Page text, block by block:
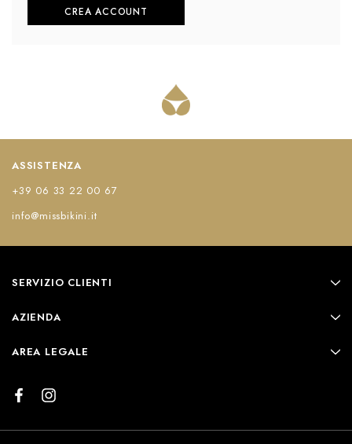
CREA ACCOUNT
ASSISTENZA
+39 06 33 22 00 67
info@missbikini.it
SERVIZIO CLIENTI
AZIENDA
AREA LEGALE